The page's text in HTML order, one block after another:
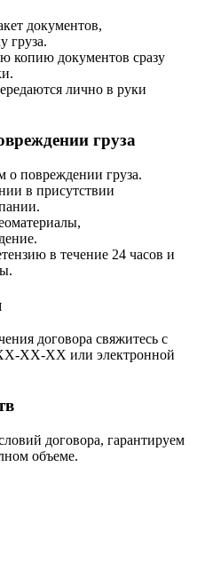
документов,
груза.
копию документов сразу
лично в руки
груза
о повреждении груза.
в присутствии
в течение 24 часов и
договора свяжитесь с
XX-XX или электронной
договора, гарантируем
объеме.